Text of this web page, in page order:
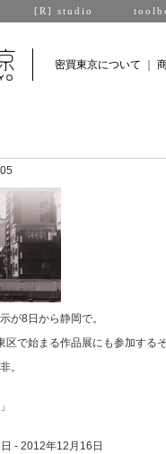
[R] studio
密買東京について
が8日から静岡で。
区で始まる作品展にも参加する
。
- 2012年12月16日